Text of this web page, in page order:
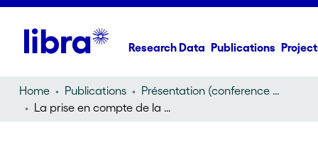
Research Data Publications
Home Publications
Présentation (conference presentation)
La prise en compte de la parole de l'enfant, Aspects juridiques